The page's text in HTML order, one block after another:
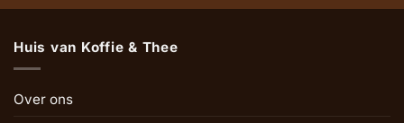
Huis van Koffie & Thee
Over ons